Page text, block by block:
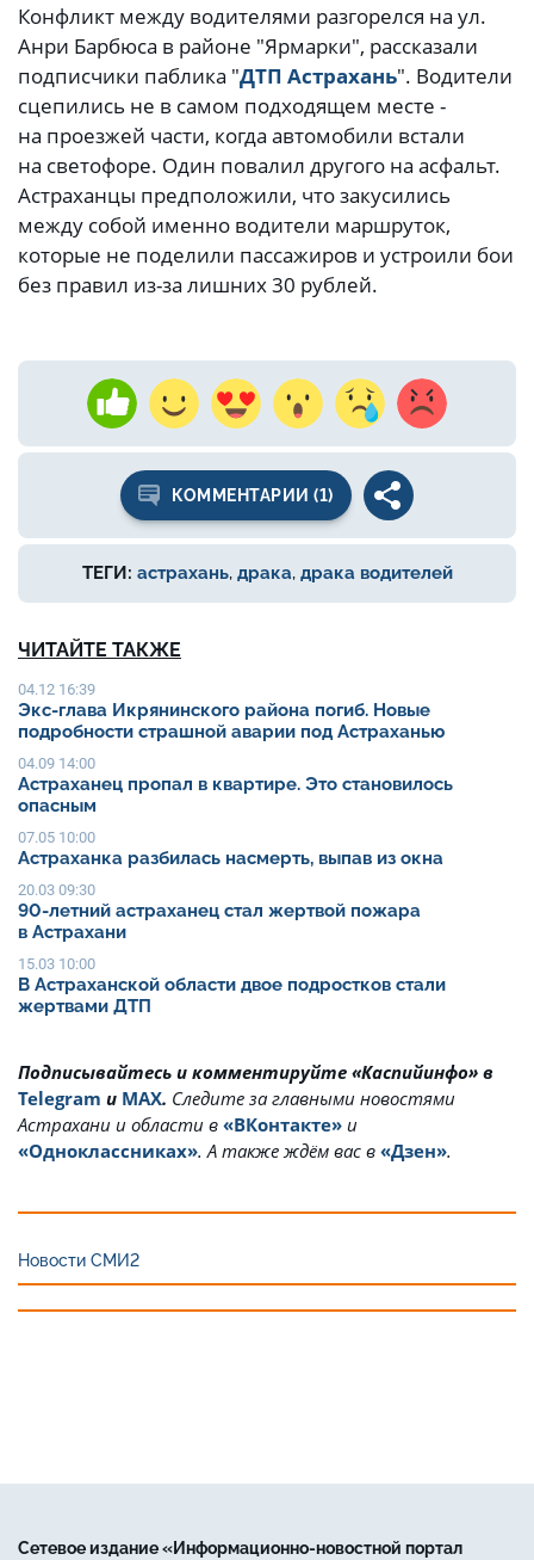
Конфликт между водителями разгорелся на ул.
Анри Барбюса в районе "Ярмарки", рассказали
подписчики паблика "ДТП Астрахань". Водители
сцепились не в самом подходящем месте -
на проезжей части, когда автомобили встали
на светофоре. Один повалил другого на асфальт.
Астраханцы предположили, что закусились
между собой именно водители маршруток,
которые не поделили пассажиров и устроили бои
без правил из-за лишних 30 рублей.
КОММЕНТАРИИ (1)
ТЕГИ: астрахань, драка, драка водителей
ЧИТАЙТЕ ТАКЖЕ
04.12 16:39
Экс-глава Икрянинского района погиб. Новые
подробности страшной аварии под Астраханью
04.09 14:00
Астраханец пропал в квартире. Это становилось
опасным
07.05 10:00
Астраханка разбилась насмерть, выпав из окна
20.03 09:30
90-летний астраханец стал жертвой пожара
в Астрахани
15.03 10:00
В Астраханской области двое подростков стали
жертвами ДТП
Подписывайтесь и комментируйте «Каспийинфо» в
Telegram и MAX. Cледите за главными новостями
Астрахани и области в «ВКонтакте» и
«Одноклассниках». А также ждём вас в «Дзен».
Новости СМИ2
Сетевое издание «Информационно-новостной портал